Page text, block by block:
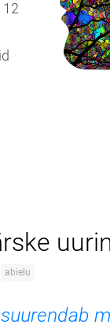
abielu